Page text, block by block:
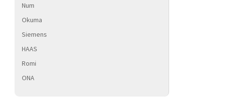
Num
Okuma
Siemens
HAAS
Romi
ONA